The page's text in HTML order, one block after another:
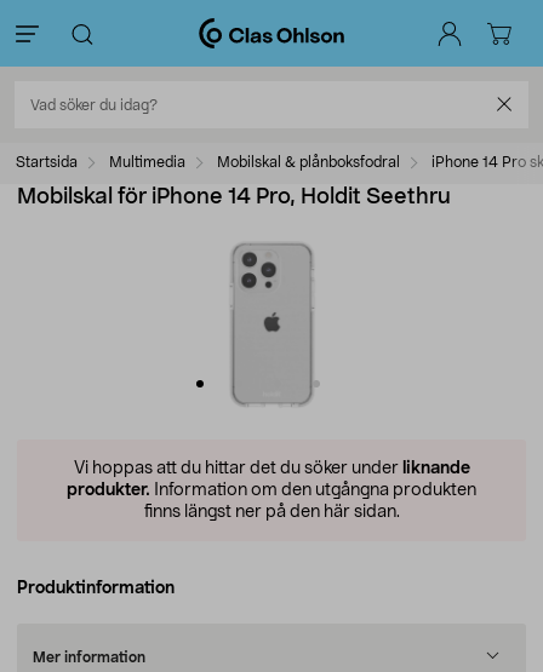
Startsida Multimedia Mobilskal & plånboksfodral iPhone 14 Pro
Mobilskal för iPhone 14 Pro, Holdit Seethru
Vi hoppas att du hittar det du söker under liknande
produkter. Information om den utgångna produkten
finns längst ner på den här sidan.
Produktinformation
Mer information